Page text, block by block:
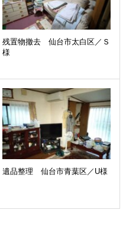
残置物撤去 仙台市太白区／Ｓ
様
遺品整理 仙台市青葉区／U様